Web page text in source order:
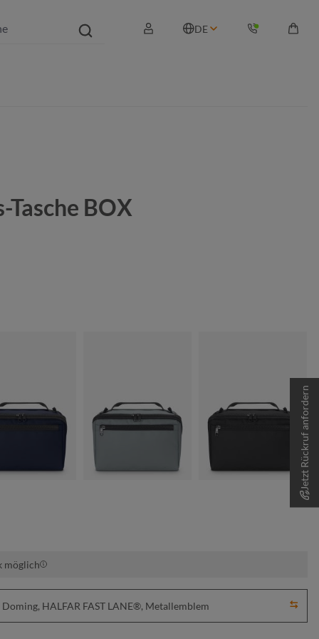
DE
Tasche BOX
marine mittelgrau schwarz
möglich
HALFAR FAST LANE®, Metallemblem
Jetzt Rückruf anfordern